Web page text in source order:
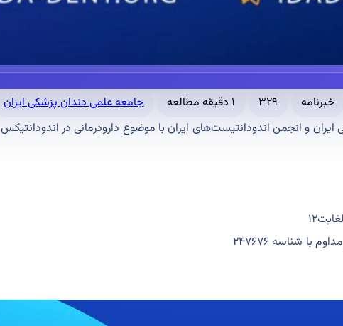
خبرنامه ۳۲۹ ۱ دقیقه مطالعه جامعه علمی دندان پزشکی ایران
و انجمن اندودانتیست‌های ایران با موضوع دارودرمانی در اندودانتیکس
با شناسه ۲۴۷۶۷۶